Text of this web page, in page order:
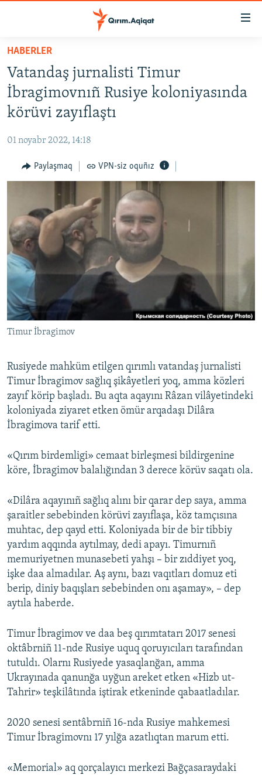
Esas
qaytmaq
Baş
navigatsiyağa
qaytmaq
Qıdıruvğa
qaytmaq
HABERLER
SİYASET
İQTİSADİYAT
MEDENİYET
İNSAN AQLARI
SÜRET
BLOGLAR
FİKİR
Русский
Українською
QOŞULIÑIZ!
RFE/RS bütün saytları
HABERLER
Vatandaş jurnalisti Timur
İbragimovnıñ Rusiye koloniyasında
körüvi zayıflaştı
01 noyabr 2022, 14:18
Paylaşmaq VPN-siz oquñız
Timur İbragimov
Rusiyede mahküm etilgen qırımlı vatandaş jurnalisti
Timur İbragimov sağlıq şikâyetleri yoq, amma közleri
zayıf körip başladı. Bu aqta aqayını Râzan vilâyetindeki
koloniyada ziyaret etken ömür arqadaşı Dilâra
İbragimova tarif etti.
«Qırım birdemligi» cemaat birleşmesi bildirgenine
köre, İbragimov balalığından 3 derece körüv saqatı ola.
«Dilâra aqayınıñ sağlıq alını bir qarar dep saya, amma
şaraitler sebebinden körüvi zayıflaşa, köz tamçısına
muhtac, dep qayd etti. Koloniyada bir de bir tibbiy
yardım aqqında aytılmay, dedi apayı. Timurnıñ
memuriyetnen munasebeti yahşı – bir zıddiyet yoq,
işke daa almadılar. Aş aynı, bazı vaqıtları domuz eti
berip, diniy baqışları sebebinden onı aşamay», – dep
aytıla haberde.
Timur İbragimov ve daa beş qırımtatarı 2017 senesi
oktâbrniñ 11-nde Rusiye uquq qoruyıcıları tarafından
tutuldı. Olarnı Rusiyede yasaqlanğan, amma
Ukrayınada qanunğa uyğun areket etken «Hizb ut-
Tahrir» teşkilâtında iştirak etkeninde qabaatladılar.
2020 senesi sentâbrniñ 16-nda Rusiye mahkemesi
Timur İbragimovnı 17 yılğa azatlıqtan marum etti.
«Memorial» aq qorçalayıcı merkezi Bağçasaraydaki